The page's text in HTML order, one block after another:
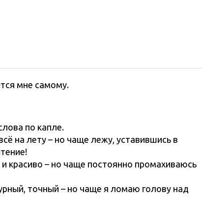
мне самому.
по капле.
на лету – но чаще лежу, уставившись в
красиво – но чаще постоянно промахиваюсь
точный – но чаще я ломаю голову над